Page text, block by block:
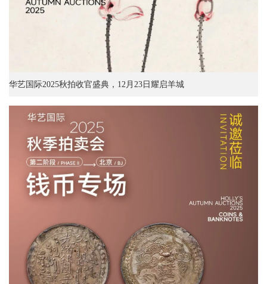
华艺国际2025秋拍收官盛典，12月23日耀启羊城